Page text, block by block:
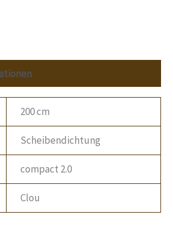
200 cm
Scheibendichtung
compact 2.0
Clou